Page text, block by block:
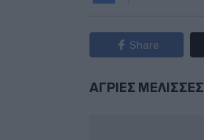
Share
ΑΓΡΙΕΣ ΜΕΛΙΣΣΕΣ